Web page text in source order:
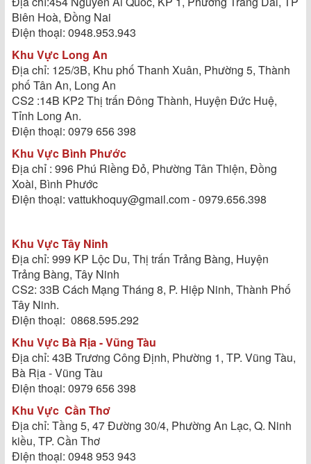
Biên Hoà, Đồng Nai
Điện thoại: 0948.953.943
Khu Vực Long An
Địa chỉ: 125/3B, Khu phố Thanh Xuân, Phường 5, Thành
phố Tân An, Long An
CS2 :14B KP2 Thị trấn Đông Thành, Huyện Đức Huệ,
Tỉnh Long An.
Điện thoại: 0979 656 398
Khu Vực Bình Phước
Địa chỉ : 996 Phú Riềng Đỏ, Phường Tân Thiện, Đồng
Xoài, Bình Phước
Điện thoại: vattukhoquy@gmail.com - 0979.656.398
Khu Vực Tây Ninh
Địa chỉ: 999 KP Lộc Du, Thị trấn Trảng Bàng, Huyện
Trảng Bàng, Tây Ninh
CS2: 33B Cách Mạng Tháng 8, P. Hiệp Ninh, Thành Phố
Tây Ninh.
Điện thoại: 0868.595.292
Khu Vực Bà Rịa - Vũng Tàu
Địa chỉ: 43B Trương Công Định, Phường 1, TP. Vũng Tàu,
Bà Rịa - Vũng Tàu
Điện thoại: 0979 656 398
Khu Vực Cần Thơ
Địa chỉ: Tầng 5, 47 Đường 30/4, Phường An Lạc, Q. Ninh
kiều, TP. Cần Thơ
Điện thoại: 0948 953 943